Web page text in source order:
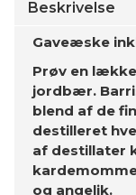
Beskrivelse
Gaveæske
Prøv en
jordbær.
blend af de
destilleret
af destillater
og angelik.